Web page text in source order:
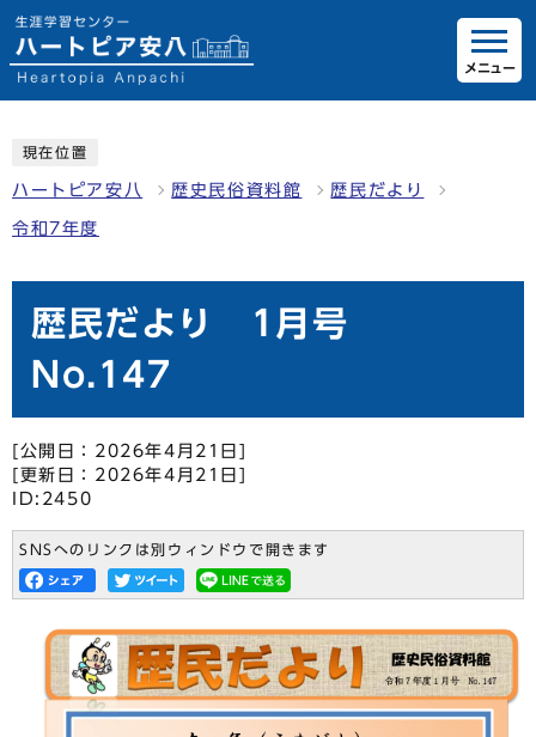
メニュー
現在位置
ハートピア安八 歴史民俗資料館 歴民だより
令和7年度
歴民だより 1月号
No.147
[公開日：2026年4月21日]
[更新日：2026年4月21日]
ID:2450
SNSへのリンクは別ウィンドウで開きます